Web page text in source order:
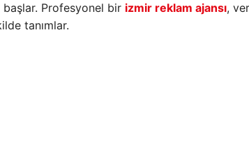
başlar. Profesyonel bir izmir reklam ajansı,
tanımlar.